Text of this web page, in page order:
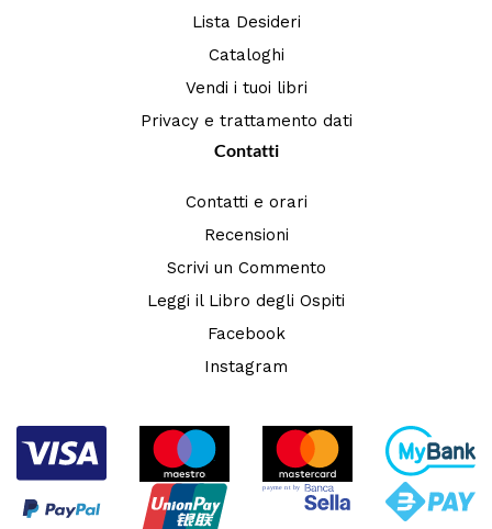
Lista Desideri
Cataloghi
Vendi i tuoi libri
Privacy e trattamento dati
Contatti
Contatti e orari
Recensioni
Scrivi un Commento
Leggi il Libro degli Ospiti
Facebook
Instagram